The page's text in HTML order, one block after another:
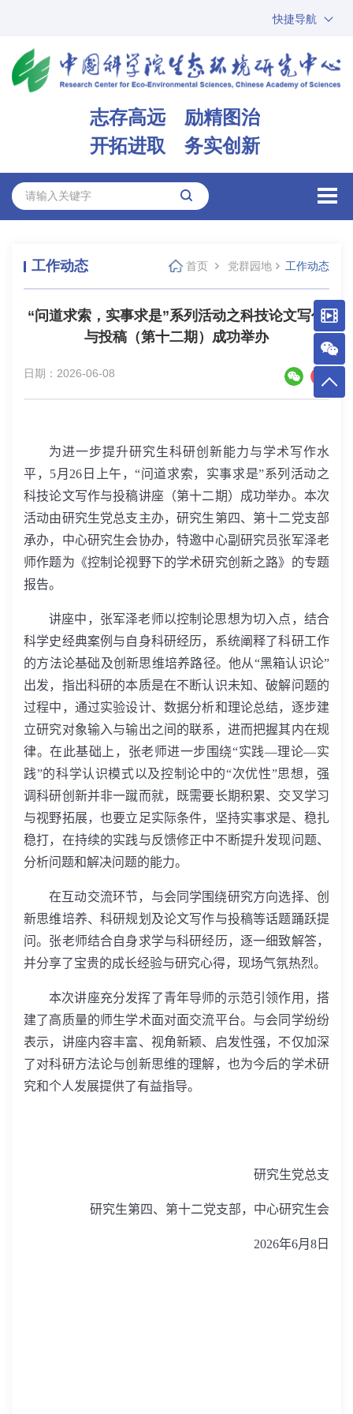
快捷导航
ARP
邮箱
志存高远 励精图治
开拓进取 务实创新
工作动态 首页 党群园地 工作动态
“问道求索，实事求是”系列活动之科技论文写作
与投稿（第十二期）成功举办
日期：2026-06-08
为进一步提升研究生科研创新能力与学术写作水
平， 5月 26 日上午，“问道求索，实事求是”系列活动之
科技论文写作与投稿讲座（第十二期）成功举办。本次
活动由研究生党总支主办，研究生第四、第十二党支部
承办，中心研究生会协办，特邀中心副研究员张军泽老
师作题为《控制论视野下的学术研究创新之路》的专题
报告。
讲座中，张军泽老师以控制论思想为切入点，结合
科学史经典案例与自身科研经历，系统阐释了科研工作
的方法论基础及创新思维培养路径。他从“黑箱认识论”
出发，指出科研的本质是在不断认识未知、破解问题的
过程中，通过实验设计、数据分析和理论总结，逐步建
立研究对象输入与输出之间的联系，进而把握其内在规
律。在此基础上，张老师进一步围绕“实践—理论—实
践”的科学认识模式以及控制论中的“次优性”思想，强
调科研创新并非一蹴而就，既需要长期积累、交叉学习
与视野拓展，也要立足实际条件，坚持实事求是、稳扎
稳打，在持续的实践与反馈修正中不断提升发现问题、
分析问题和解决问题的能力。
在互动交流环节，与会同学围绕研究方向选择、创
新思维培养、科研规划及论文写作与投稿等话题踊跃提
问。张老师结合自身求学与科研经历，逐一细致解答，
并分享了宝贵的成长经验与研究心得，现场气氛热烈。
本次讲座充分发挥了青年导师的示范引领作用，搭
建了高质量的师生学术面对面交流平台。与会同学纷纷
表示，讲座内容丰富、视角新颖、启发性强，不仅加深
了对科研方法论与创新思维的理解，也为今后的学术研
究和个人发展提供了有益指导。
研究生党总支
研究生第四、第十二党支部，中心研究生会
2026年6月 8 日